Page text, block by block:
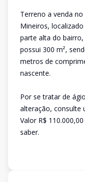
Terreno a venda
Mineiros,
parte alta do
possui 300 m²,
metros de
nascente.
Por se tratar de
alteração, consulte
Valor R$
saber.